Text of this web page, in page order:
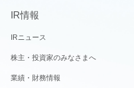
IR情報
IRニュース
株主・投資家のみなさまへ
業績・財務情報